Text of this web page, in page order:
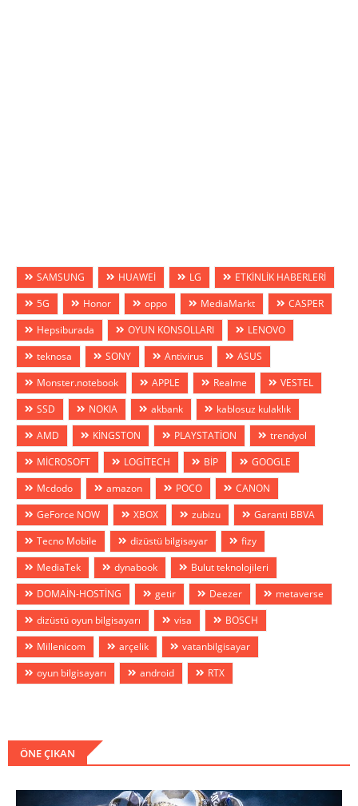
SAMSUNG HUAWEİ LG
ETKİNLİK HABERLERİ
5G
Honor oppo MediaMarkt
CASPER
Hepsiburada
OYUN KONSOLLARI
LENOVO
teknosa
SONY Antivirus
ASUS
Monster.notebook
APPLE Realme
VESTEL
SSD
NOKIA akbank
kablosuz kulaklık
AMD
KİNGSTON PLAYSTATİON
trendyol
MİCROSOFT
LOGİTECH BİP
GOOGLE
Mcdodo
amazon POCO
CANON
GeForce NOW
XBOX zubizu
Garanti BBVA
Tecno Mobile
dizüstü bilgisayar
fizy
MediaTek
dynabook
Bulut teknolojileri
DOMAİN-HOSTİNG
getir Deezer
metaverse
dizüstü oyun bilgisayarı
visa
BOSCH
Millenicom
arçelik
vatanbilgisayar
oyun bilgisayarı
android RTX
ÖNE ÇIKAN